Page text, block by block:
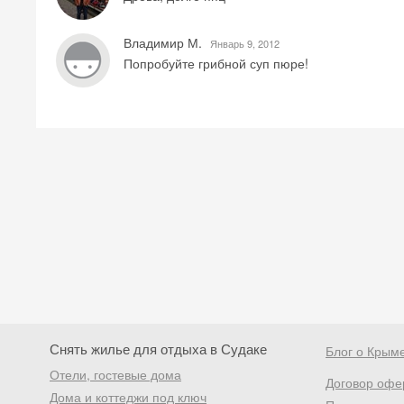
Владимир М. Январь 9, 2012
Попробуйте грибной суп пюре!
Снять жилье для отдыха в Судаке
Отели, гостевые дома
Дома и коттеджи под ключ
Блог о
Договор